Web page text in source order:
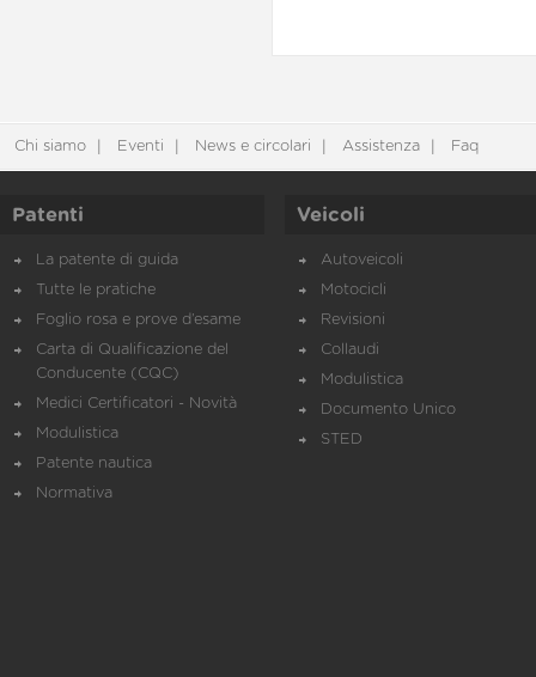
Chi siamo Eventi News e circolari Assistenza Faq
Patenti
La patente di guida
Tutte le pratiche
Foglio rosa e prove d’esame
Carta di Qualificazione del
Conducente (CQC)
Medici Certificatori - Novità
Modulistica
Patente nautica
Normativa
Veicoli
Autoveicoli
Motocicli
Revisioni
Collaudi
Modulistica
Documento Unico
STED